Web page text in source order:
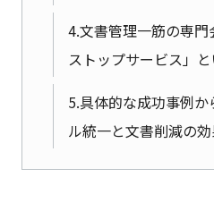
4.文書管理一筋の専
ストップサービス」
5.具体的な成功事例
ル統一と文書削減の